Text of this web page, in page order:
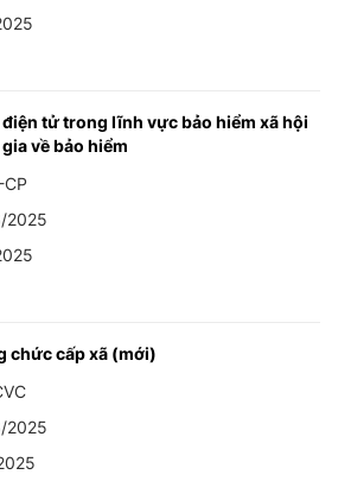
tử trong lĩnh vực bảo hiểm xã hội
về bảo hiểm
2025
chức cấp xã (mới)
2025